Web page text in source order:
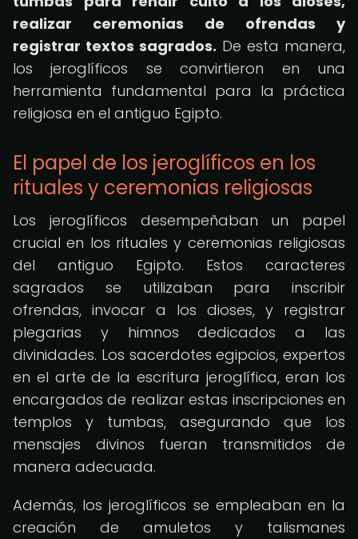
realizar ceremonias de ofrendas y
registrar textos sagrados. De esta manera,
los jeroglíficos se convirtieron en una
herramienta fundamental para la práctica
religiosa en el antiguo Egipto.
El papel de los jeroglíficos en los
rituales y ceremonias religiosas
Los jeroglíficos desempeñaban un papel
crucial en los rituales y ceremonias religiosas
del antiguo Egipto. Estos caracteres
sagrados se utilizaban para inscribir
ofrendas, invocar a los dioses, y registrar
plegarias y himnos dedicados a las
divinidades. Los sacerdotes egipcios, expertos
en el arte de la escritura jeroglífica, eran los
encargados de realizar estas inscripciones en
templos y tumbas, asegurando que los
mensajes divinos fueran transmitidos de
manera adecuada.
Además, los jeroglíficos se empleaban en la
creación de amuletos y talismanes